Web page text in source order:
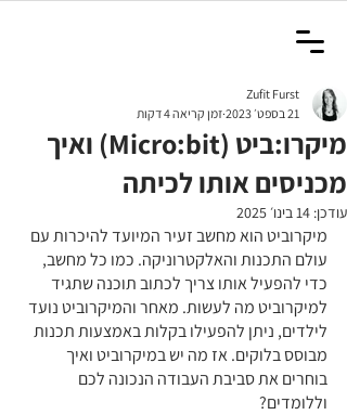
מיקרו:ביט (Micro:bit) ואיך
מכניסים אותו לכיתה
Zufit Furst
21 בספט׳ 2023
זמן קריאה 4 דקות
עודכן: 14 בינו׳ 2025
מיקרוביט הוא מחשב זעיר המיועד להיכרות עם
עולם התכנות והאלקטרוניקה. כמו כל מחשב,
כדי להפעיל אותו צריך לכתוב תוכנה שתגיד
למיקרוביט מה לעשות. מאחר והמיקרוביט נועד
לילדים, ניתן להפעילו בקלות באמצעות תכנות
מבוסס בלוקים. אז מה יש במיקרוביט ואיך
בוחרים את סביבת העבודה הנכונה לכם
וללומדים?